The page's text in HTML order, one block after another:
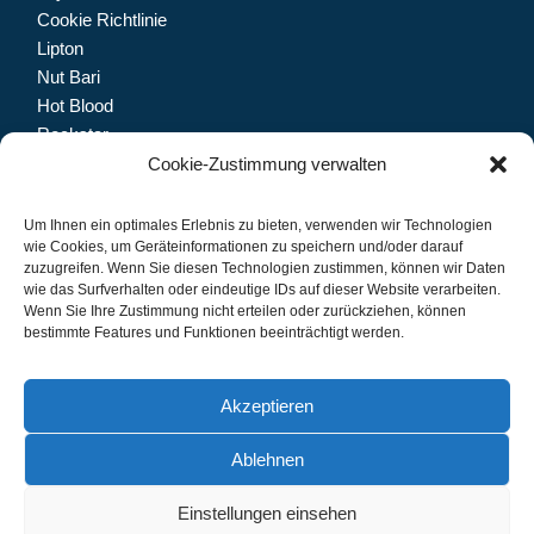
Cookie-Zustimmung verwalten
Um Ihnen ein optimales Erlebnis zu bieten, verwenden wir Technologien
wie Cookies, um Geräteinformationen zu speichern und/oder darauf
zuzugreifen. Wenn Sie diesen Technologien zustimmen, können wir Daten
wie das Surfverhalten oder eindeutige IDs auf dieser Website verarbeiten.
Wenn Sie Ihre Zustimmung nicht erteilen oder zurückziehen, können
bestimmte Features und Funktionen beeinträchtigt werden.
Akzeptieren
Ablehnen
Einstellungen einsehen
Cookie Richtlinie
Lipton
Nut Bari
Hot Blood
Rockstar
Meryem Hanım
Let's connect.